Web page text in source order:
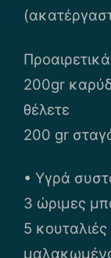
200gr
θέλετε
200 gr
• Υγρά
3 ώριμες
5